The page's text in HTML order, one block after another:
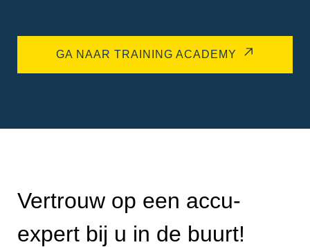
GA NAAR TRAINING ACADEMY
Vertrouw op een accu-
expert bij u in de buurt!